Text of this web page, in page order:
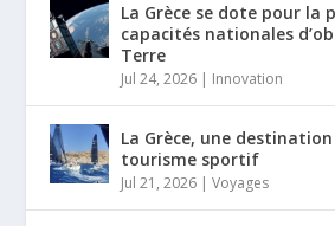
La Grèce se dote pour la
capacités nationales
Terre
Jul 24, 2026 | Innovation
La Grèce, une
tourisme sportif
Jul 21, 2026 |Voyages